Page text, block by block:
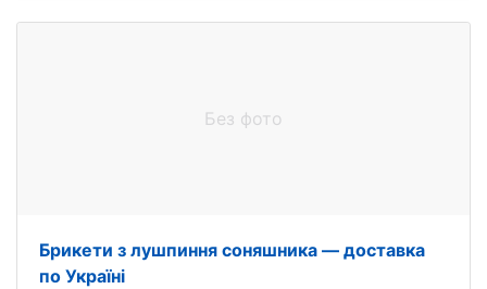
Без фото
Брикети з лушпиння соняшника — доставка
по Україні